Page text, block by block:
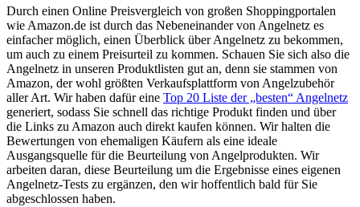
Durch einen Online Preisvergleich von großen Shoppingportalen
wie Amazon.de ist durch das Nebeneinander von Angelnetz es
einfacher möglich, einen Überblick über Angelnetz zu bekommen,
um auch zu einem Preisurteil zu kommen. Schauen Sie sich also die
Angelnetz in unseren Produktlisten gut an, denn sie stammen von
Amazon, der wohl größten Verkaufsplattform von Angelzubehör
aller Art. Wir haben dafür eine Top 20 Liste der „besten“ Angelnetz
generiert, sodass Sie schnell das richtige Produkt finden und über
die Links zu Amazon auch direkt kaufen können. Wir halten die
Bewertungen von ehemaligen Käufern als eine ideale
Ausgangsquelle für die Beurteilung von Angelprodukten. Wir
arbeiten daran, diese Beurteilung um die Ergebnisse eines eigenen
Angelnetz-Tests zu ergänzen, den wir hoffentlich bald für Sie
abgeschlossen haben.